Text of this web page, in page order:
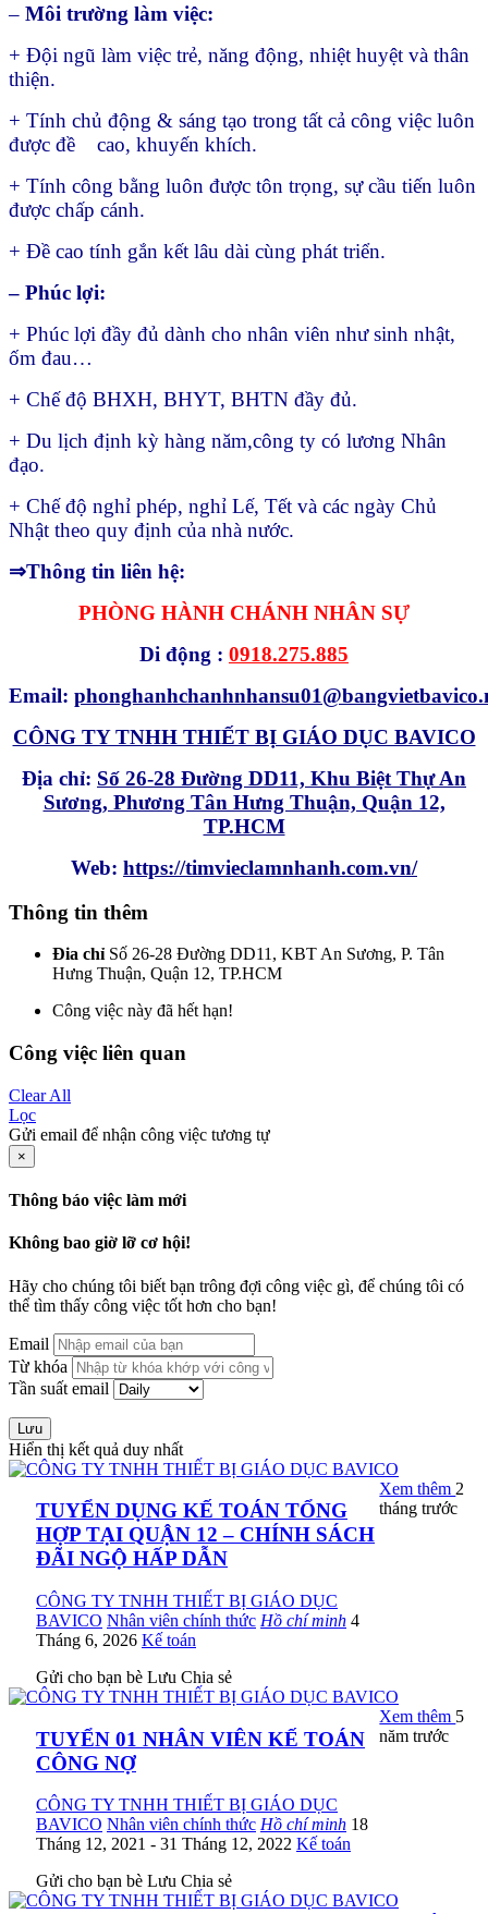
– Môi trường làm việc:
+ Đội ngũ làm việc trẻ, năng động, nhiệt huyệt và thân
thiện.
+ Tính chủ động & sáng tạo trong tất cả công việc luôn
được đề cao, khuyến khích.
+ Tính công bằng luôn được tôn trọng, sự cầu tiến luôn
được chấp cánh.
+ Đề cao tính gắn kết lâu dài cùng phát triển.
– Phúc lợi:
+ Phúc lợi đầy đủ dành cho nhân viên như sinh nhật,
ốm đau…
+ Chế độ BHXH, BHYT, BHTN đầy đủ.
+ Du lịch định kỳ hàng năm,công ty có lương Nhân
đạo.
+ Chế độ nghỉ phép, nghỉ Lế, Tết và các ngày Chủ
Nhật theo quy định của nhà nước.
⇒Thông tin liên hệ:
PHÒNG HÀNH CHÁNH NHÂN SỰ
Di động : 0918.275.885
Email:
CÔNG TY TNHH THIẾT BỊ GIÁO DỤC BAVICO
Địa chỉ: Số 26-28 Đường DD11, Khu Biệt Thự An
Sương, Phương Tân Hưng Thuận, Quận 12,
TP.HCM
Web: https://timvieclamnhanh.com.vn/
Thông tin thêm
Đia chỉ Số 26-28 Đường DD11, KBT An Sương, P. Tân
Hưng Thuận, Quận 12, TP.HCM
Công việc này đã hết hạn!
Công việc liên quan
Clear All
Lọc
Gửi email để nhận công việc tương tự
×
Thông báo việc làm mới
Không bao giờ lỡ cơ hội!
Hãy cho chúng tôi biết bạn trông đợi công việc gì, để chúng tôi có
thể tìm thấy công việc tốt hơn cho bạn!
Email
Từ khóa
Tần suất email
Lưu
Hiển thị kết quả duy nhất
TUYỂN DỤNG KẾ TOÁN TỔNG
HỢP TẠI QUẬN 12 – CHÍNH SÁCH
ĐÃI NGỘ HẤP DẪN
CÔNG TY TNHH THIẾT BỊ GIÁO DỤC
BAVICO Nhân viên chính thức Hồ chí minh 4
Tháng 6, 2026 Kế toán
Gửi cho bạn bè Lưu Chia sẻ
Xem thêm 2
tháng trước
TUYỂN 01 NHÂN VIÊN KẾ TOÁN
CÔNG NỢ
CÔNG TY TNHH THIẾT BỊ GIÁO DỤC
BAVICO Nhân viên chính thức Hồ chí minh 18
Tháng 12, 2021 - 31 Tháng 12, 2022 Kế toán
Gửi cho bạn bè Lưu Chia sẻ
Xem thêm 5
năm trước